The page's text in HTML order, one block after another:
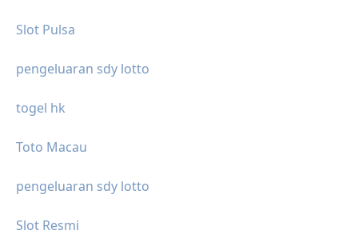
Slot Pulsa
pengeluaran sdy lotto
togel hk
Toto Macau
pengeluaran sdy lotto
Slot Resmi